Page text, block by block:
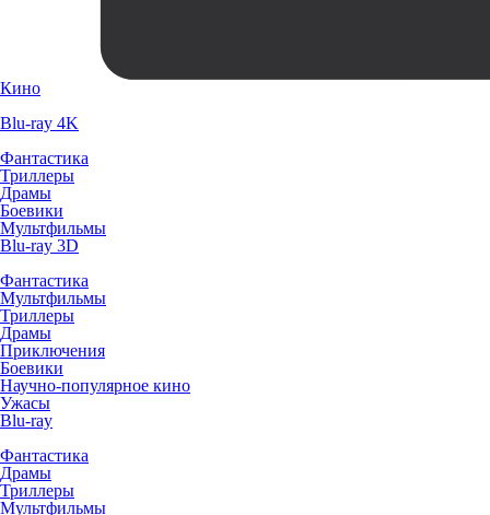
Кино
Blu-ray 4K
Фантастика
Триллеры
Драмы
Боевики
Мультфильмы
Blu-ray 3D
Фантастика
Мультфильмы
Триллеры
Драмы
Приключения
Боевики
Научно-популярное кино
Ужасы
Blu-ray
Фантастика
Драмы
Триллеры
Мультфильмы